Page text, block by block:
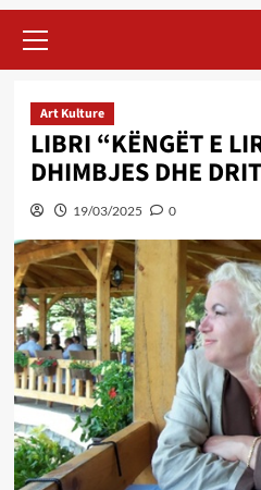
Menu
Art Kulture
LIBRI “KËNGËT E
DHIMBJES DHE
19/03/2025 0